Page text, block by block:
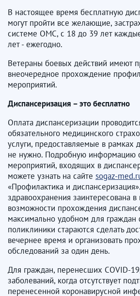
В настоящее время бесплатную
могут пройти все желающие,
системе ОМС, с 18 до 39 лет
лет - ежегодно.
Ветераны боевых действий имеют
внеочередное прохождение
мероприятий.
Диспансеризация – это бесплатно
Оплата диспансеризации
обязательного медицинского
услуги, предоставляемые в рамках
не нужно. Подробную информацию
мероприятий, входящих в
можете узнать на сайте sogaz-
«Профилактика и
здравоохранения заинтересована в
возможности прохождения
максимально удобном для граждан
поликлиники стараются сделать
вечернее время и организовать
обследований за один день.
Для граждан, перенесших COVID-
заболеваний, когда отсутствует
перенесенной коронавирусной